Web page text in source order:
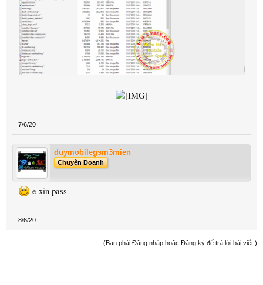
7/6/20
duymobilegsm3mien
Chuyên Doanh
e xin pass
8/6/20
(Bạn phải Đăng nhập hoặc Đăng ký để trả lời bài viết.)